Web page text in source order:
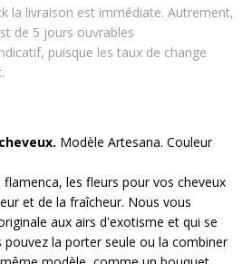
la livraison est immédiate. Autrement,
de 5 jours ouvrables
puisque les taux de change
Modèle Artesana. Couleur
flamenca, les fleurs pour vos cheveux
et de la fraîcheur. Nous vous
aux airs d'exotisme et qui se
pouvez la porter seule ou la combiner